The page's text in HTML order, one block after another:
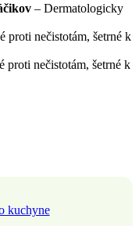
– Dermatologicky
proti nečistotám, šetrné k